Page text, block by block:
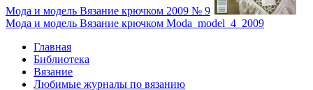
Мода и модель Вязание крючком 2009 № 9
Мода и модель Вязание крючком Moda_model_4_2009
Главная
Библиотека
Вязание
Любимые журналы по вязанию